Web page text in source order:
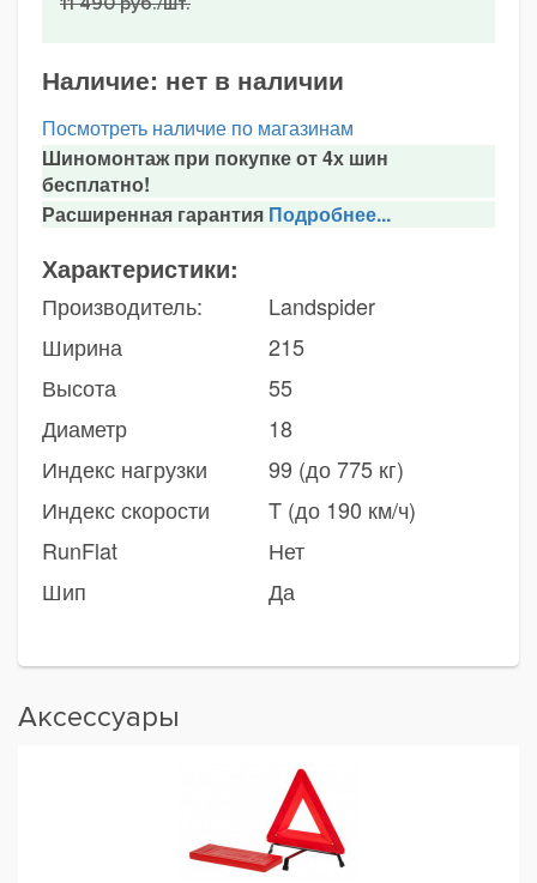
Наличие: нет в наличии
Посмотреть наличие по магазинам
Шиномонтаж при покупке от 4х шин
бесплатно!
Расширенная гарантия Подробнее...
Характеристики:
Производитель:
Landspider
Ширина
215
Высота
55
Диаметр
18
Индекс нагрузки
99 (до 775 кг)
Индекс скорости
T (до 190 км/ч)
RunFlat
Нет
Шип
Да
Аксессуары